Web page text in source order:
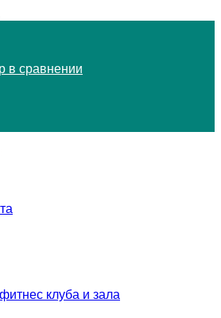
в сравнении
клуба и зала